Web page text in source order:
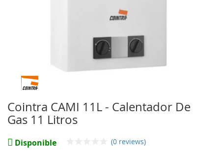
Cointra CAMI 11L - Calentador De
Gas 11 Litros
Disponible (0 reviews)
Saltar
de
la
de
imágenes